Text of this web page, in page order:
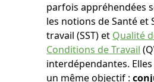
parfois appréhendées
les notions de Santé et
travail (SST) et Qualité
Conditions de Travail
interdépendantes.
un même objectif :